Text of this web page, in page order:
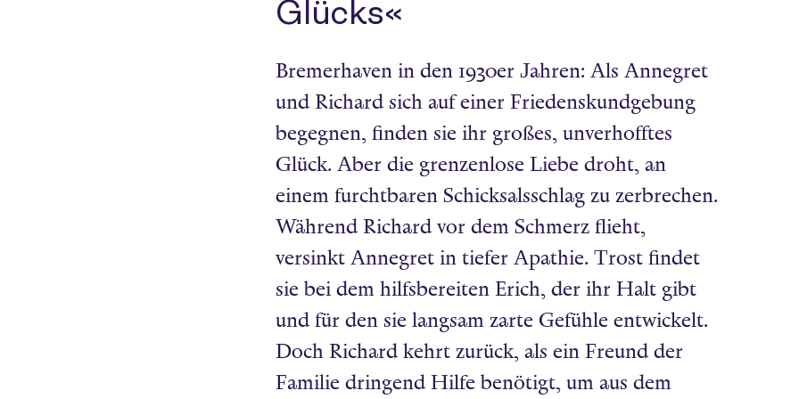
Glücks«
Bremerhaven in den 1930er Jahren: Als Annegret
und Richard sich auf einer Friedenskundgebung
begegnen, finden sie ihr großes, unverhofftes
Glück. Aber die grenzenlose Liebe droht, an
einem furchtbaren Schicksalsschlag zu zerbrechen.
Während Richard vor dem Schmerz flieht,
versinkt Annegret in tiefer Apathie. Trost findet
sie bei dem hilfsbereiten Erich, der ihr Halt gibt
und für den sie langsam zarte Gefühle entwickelt.
Doch Richard kehrt zurück, als ein Freund der
Familie dringend Hilfe benötigt, um aus dem